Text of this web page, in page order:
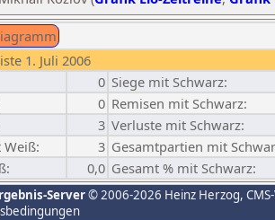
1. Juli 2006
0 Siege mit Schwarz:
0 Remisen mit Schwarz:
3 Verluste mit Schwarz:
3 Gesamtpartien mit
0,0 Gesamt % mit Schwarz:
Server© 2006-2026 Heinz Herzog,